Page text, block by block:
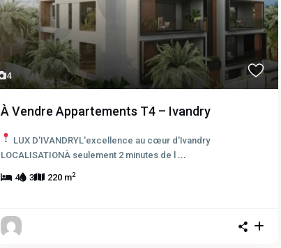
4
À Vendre Appartements T4 – Ivandry
LUX D'IVANDRYL'excellence au cœur d'Ivandry
LOCALISATIONÀ seulement 2 minutes de l ...
4 3 220 m2